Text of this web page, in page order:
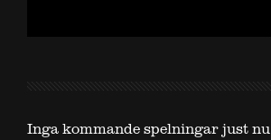
Inga kommande spelningar just nu